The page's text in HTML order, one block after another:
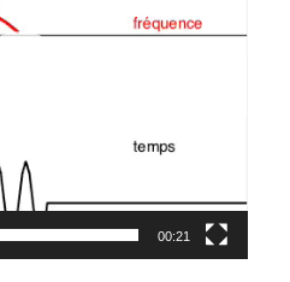
00:21